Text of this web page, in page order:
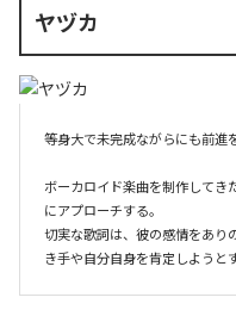
ヤヅカ
等身大で未完成ながらにも前進
ボーカロイド楽曲を制作してき
にアプローチする。
切実な歌詞は、彼の感情をあり
き手や自分自身を肯定しようと